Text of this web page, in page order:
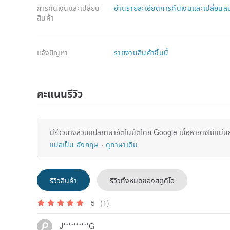
■The card can be taken out in just 2 seconds!
Just push up the side button and the card comes
out without any hassle at the cash register.
■Farewell to “fat wallets” that bulge out due to
การคืนเงินและเปลี่ยน
สินค้า
อ่านรายละเอียดการคืนเงินและเปลี่ยนสิ
แจ้งปัญหา รายงานสินค้าชิ้นนี้
คะแนนรีวิว
มีรีวิวบางส่วนแปลภาษาอัตโนมัติโดย Google เนื้อหาอาจไม่แม่น
แปลเป็น อังกฤษ
ดูภาษาเดิม
รีวิวสินค้า รีวิวทั้งหมดของสตูดิโอ
5 (1)
J**********G